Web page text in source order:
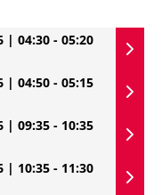
| 04:30 - 05:20
| 04:50 - 05:15
| 09:35 - 10:35
| 10:35 - 11:30